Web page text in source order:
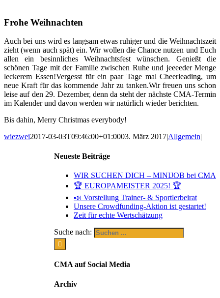
Frohe Weihnachten
Auch bei uns wird es langsam etwas ruhiger und die Weihnachtszeit
zieht (wenn auch spät) ein. Wir wollen die Chance nutzen und Euch
allen ein besinnliches Weihnachtsfest wünschen. Genießt die
schönen Tage mit der Familie zwischen Ruhe und jeeeeder Menge
leckerem Essen!Vergesst für ein paar Tage mal Cheerleading, um
neue Kraft für das kommende Jahr zu tanken.Wir freuen uns schon
leise auf den 29. Dezember, denn da steht der nächste CMA-Termin
im Kalender und davon werden wir natürlich wieder berichten.
Bis dahin, Merry Christmas everybody!
wiezwei2017-03-03T09:46:00+01:0003. März 2017|Allgemein|
Neueste Beiträge
WIR SUCHEN DICH – MINIJOB bei CMA
🏆 EUROPAMEISTER 2025! 🏆
📣 Vorstellung Trainer- & Sportlerbeirat
Unsere Crowdfunding-Aktion ist gestartet!
Zeit für echte Wertschätzung
Suche nach:
CMA auf Social Media
Archiv